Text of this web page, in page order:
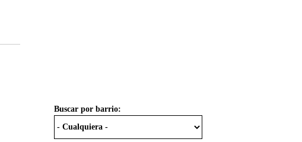
Buscar por barrio: